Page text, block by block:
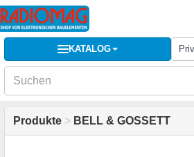
KATALOG
Produkte > BELL & GOSSETT